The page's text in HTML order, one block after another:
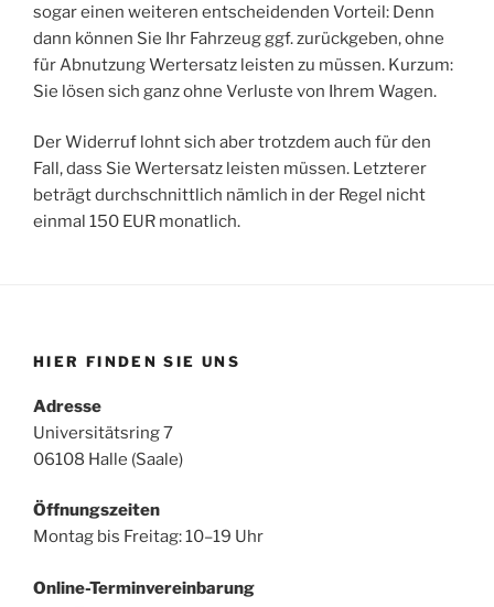
sogar einen weiteren entscheidenden Vorteil: Denn
dann können Sie Ihr Fahrzeug ggf. zurückgeben, ohne
für Abnutzung Wertersatz leisten zu müssen. Kurzum:
Sie lösen sich ganz ohne Verluste von Ihrem Wagen.
Der Widerruf lohnt sich aber trotzdem auch für den
Fall, dass Sie Wertersatz leisten müssen. Letzterer
beträgt durchschnittlich nämlich in der Regel nicht
einmal 150 EUR monatlich.
HIER FINDEN SIE UNS
Adresse
Universitätsring 7
06108 Halle (Saale)
Öffnungszeiten
Montag bis Freitag: 10–19 Uhr
Online-Terminvereinbarung